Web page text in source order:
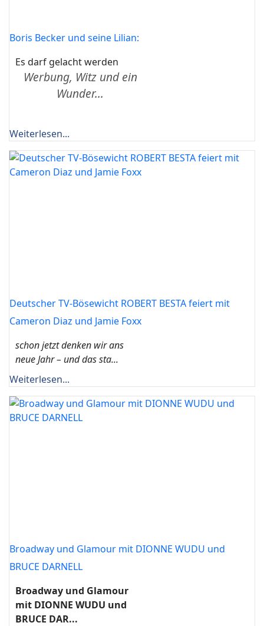
Boris Becker und seine Lilian:
Es darf gelacht werden
Werbung, Witz und ein
Wunder...
Weiterlesen...
Deutscher TV-Bösewicht ROBERT BESTA feiert mit
Cameron Diaz und Jamie Foxx
schon jetzt denken wir ans
neue Jahr – und das sta...
Weiterlesen...
Broadway und Glamour mit DIONNE WUDU und
BRUCE DARNELL
Broadway und Glamour
mit DIONNE WUDU und
BRUCE DAR...